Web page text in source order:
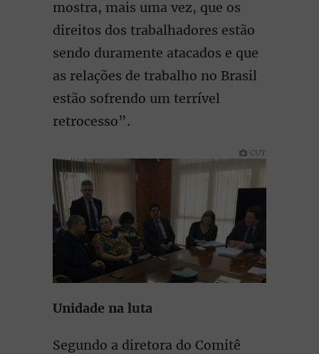
mostra, mais uma vez, que os
direitos dos trabalhadores estão
sendo duramente atacados e que
as relações de trabalho no Brasil
estão sofrendo um terrível
retrocesso”.
CUT
Unidade na luta
Segundo a diretora do Comitê